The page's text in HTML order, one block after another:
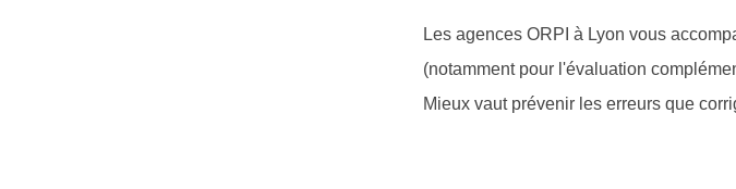
Les agences ORPI à Lyon vous
(notamment pour l'évaluation
Mieux vaut prévenir les erreurs que